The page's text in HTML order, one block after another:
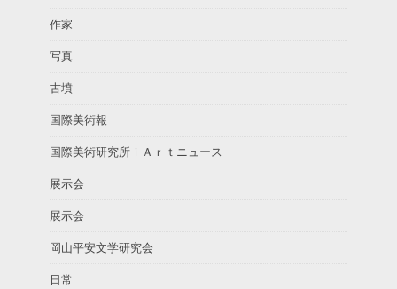
作家
写真
古墳
国際美術報
国際美術研究所ｉＡｒｔニュース
展示会
展示会
岡山平安文学研究会
日常